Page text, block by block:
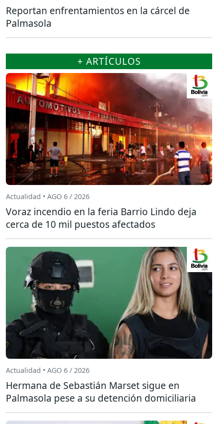
Reportan enfrentamientos en la cárcel de
Palmasola
+ ARTÍCULOS
Actualidad • AGO 6 / 2026
Voraz incendio en la feria Barrio Lindo deja
cerca de 10 mil puestos afectados
Actualidad • AGO 6 / 2026
Hermana de Sebastián Marset sigue en
Palmasola pese a su detención domiciliaria